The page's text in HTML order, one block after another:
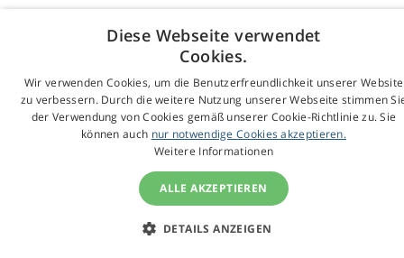
Diese Webseite verwendet
Cookies.
Wir verwenden Cookies, um die Benutzerfreundlichkeit unserer Website
zu verbessern. Durch die weitere Nutzung unserer Webseite stimmen
der Verwendung von Cookies gemäß unserer Cookie-Richtlinie zu. Sie
können auch nur notwendige Cookies akzeptieren.
Weitere Informationen
ALLE AKZEPTIEREN
DETAILS ANZEIGEN